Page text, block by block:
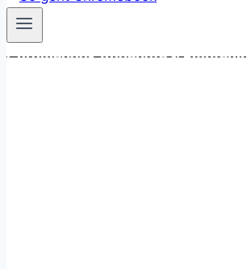
Chromebook Angebote &